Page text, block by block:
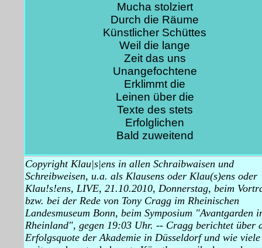
Mucha stolziert
Durch die Räume
Künstlicher Schüttes
Weil die lange
Zeit das uns
Unangefochtene
Erklimmt die
Leinen über die
Texte des stets
Erfolglichen
Bald zuweitend
Copyright Klau|s|ens in allen Schraibwaisen und
Schreibweisen, u.a. als Klausens oder Klau(s)ens oder
Klau!s!ens, LIVE, 21.10.2010, Donnerstag, beim
bzw. bei der Rede von Tony Cragg im Rheinischen
Landesmuseum Bonn, beim Symposium "Avantgarden
Rheinland", gegen 19:03 Uhr. -- Cragg berichtet über
Erfolgsquote der Akademie in Düsseldorf und wie